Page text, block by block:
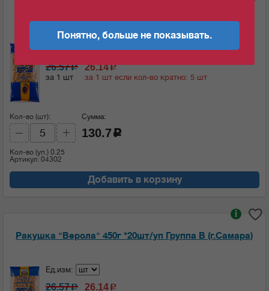
Ед.изм:
26.57c
за 1 шт
26.14c
за 1 шт если кол-во кратно: 5 шт
Кол-во (шт):
Кол-во (уп.) 0.25
Артикул: 04302
Сумма:
130.7 c
Добавить в корзину
Ракушка "Верола" 450г *20шт/уп Группа В (г.Самара)
i
Ед.изм:
26.57c 26.14c
Понятно, больше не показывать.